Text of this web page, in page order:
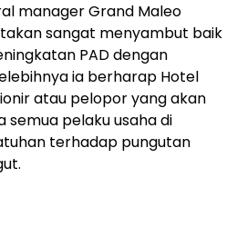
manager Grand Maleo
sangat menyambut baik
PAD dengan
ia berharap Hotel
atau pelopor yang akan
pelaku usaha di
terhadap pungutan